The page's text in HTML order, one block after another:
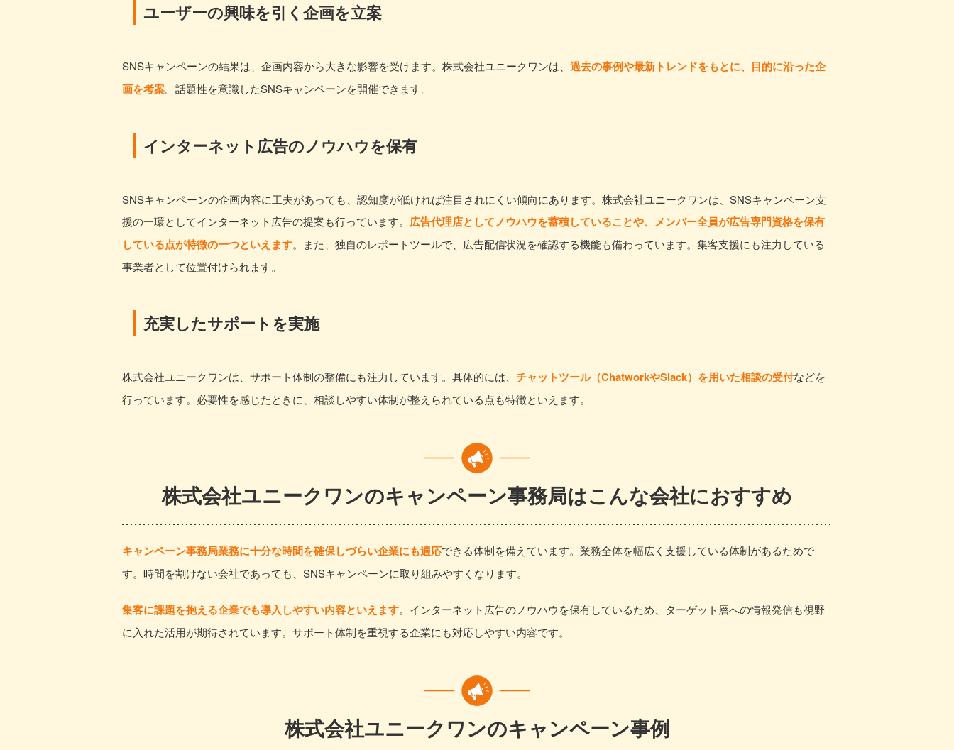
ユーザーの興味を引く企画を立案
SNSキャンペーンの結果は、企画内容から大きな影響を受けます。株式会社ユニークワンは、 過去の事例や最新トレンドをもとに、目的に沿った企
画を考案。話題性を意識したSNSキャンペーンを開催できます。
インターネット広告のノウハウを保有
SNSキャンペーンの企画内容に工夫があっても、認知度が低ければ注目されにくい傾向にあります。株式会社ユニークワンは、SNSキャンペーン支
援の一環としてインターネット広告の提案も行っています。 広告代理店としてノウハウを蓄積していることや、メンバー全員が広告専門資格を保有
している点が特徴の一つといえます。また、独自のレポートツールで、広告配信状況を確認する機能も備わっています。集客支援にも注力している
事業者として位置付けられます。
充実したサポートを実施
株式会社ユニークワンは、サポート体制の整備にも注力しています。具体的には、 チャットツール（ChatworkやSlack）を用いた相談の受付などを
行っています。必要性を感じたときに、相談しやすい体制が整えられている点も特徴といえます。
株式会社ユニークワンのキャンペーン事務局はこんな会社におすすめ
キャンペーン事務局業務に十分な時間を確保しづらい企業にも適応できる体制を備えています。業務全体を幅広く支援している体制があるためで
す。時間を割けない会社であっても、SNSキャンペーンに取り組みやすくなります。
集客に課題を抱える企業でも導入しやすい内容といえます。インターネット広告のノウハウを保有しているため、ターゲット層への情報発信も視野
に入れた活用が期待されています。サポート体制を重視する企業にも対応しやすい内容です。
株式会社ユニークワンのキャンペーン事例